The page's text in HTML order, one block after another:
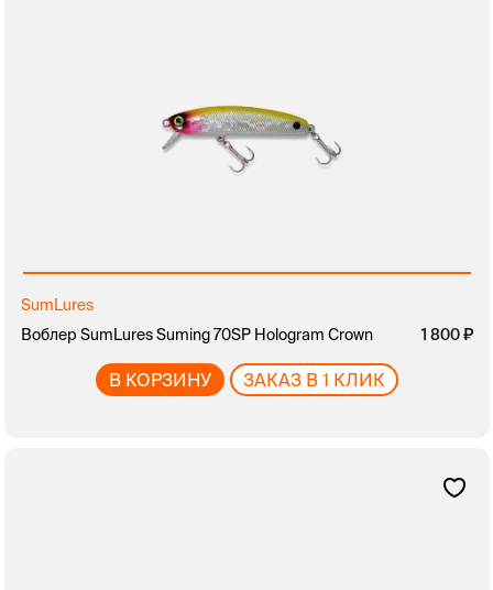
SumLures
Воблер SumLures Suming 70SP Hologram Crown
1 800
В КОРЗИНУ ЗАКАЗ В 1 КЛИК